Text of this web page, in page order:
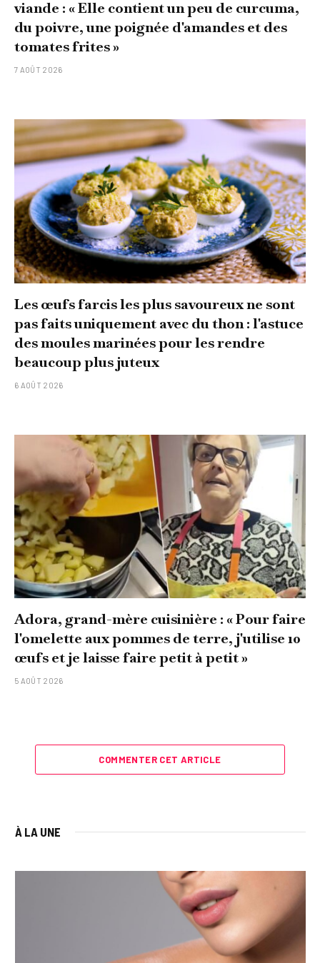
viande : « Elle contient un peu de curcuma,
du poivre, une poignée d'amandes et des
tomates frites »
7 AOÛT 2026
Les œufs farcis les plus savoureux ne sont
pas faits uniquement avec du thon : l'astuce
des moules marinées pour les rendre
beaucoup plus juteux
6 AOÛT 2026
Adora, grand-mère cuisinière : « Pour faire
l'omelette aux pommes de terre, j'utilise 10
œufs et je laisse faire petit à petit »
5 AOÛT 2026
COMMENTER CET ARTICLE
À LA UNE